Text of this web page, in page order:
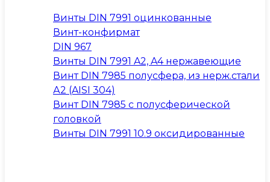
Винты DIN 7991 оцинкованные
Винт-конфирмат
DIN 967
Винты DIN 7991 A2, A4 нержавеющие
Винт DIN 7985 полусфера, из нерж.стали
А2 (AISI 304)
Винт DIN 7985 с полусферической
головкой
Винты DIN 7991 10.9 оксидированные